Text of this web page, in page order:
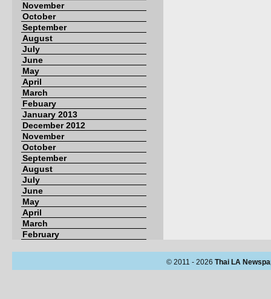
November
October
September
August
July
June
May
April
March
Febuary
January 2013
December 2012
November
October
September
August
July
June
May
April
March
February
© 2011 - 2026 Thai LA